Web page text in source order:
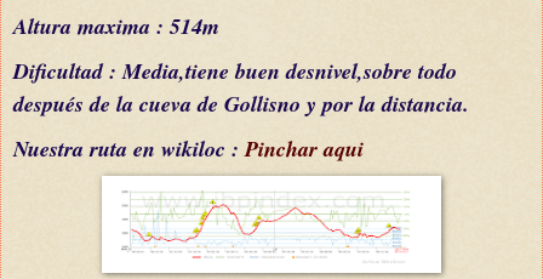
Altura maxima : 514m
Dificultad : Media,tiene buen desnivel,sobre todo
después de la cueva de Gollisno y por la distancia.
Nuestra ruta en wikiloc :Pinchar aqui